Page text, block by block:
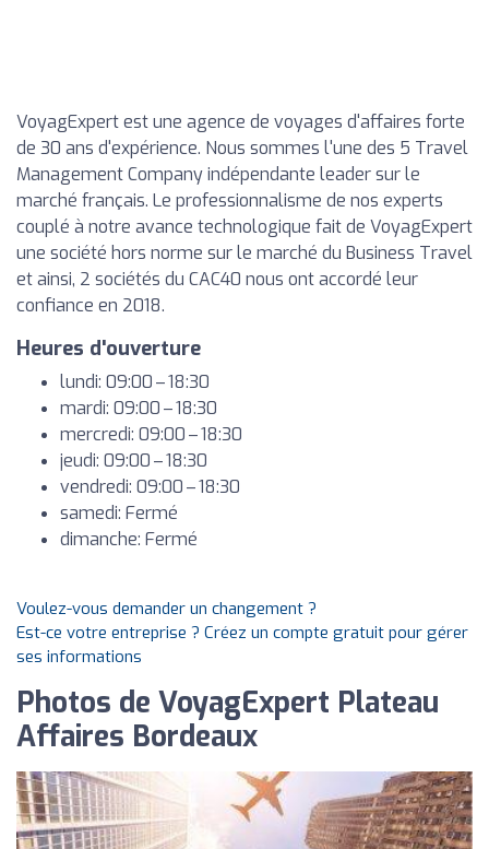
VoyagExpert est une agence de voyages d'affaires forte
de 30 ans d'expérience. Nous sommes l'une des 5 Travel
Management Company indépendante leader sur le
marché français. Le professionnalisme de nos experts
couplé à notre avance technologique fait de VoyagExpert
une société hors norme sur le marché du Business Travel
et ainsi, 2 sociétés du CAC40 nous ont accordé leur
confiance en 2018.
Heures d'ouverture
lundi: 09:00 – 18:30
mardi: 09:00 – 18:30
mercredi: 09:00 – 18:30
jeudi: 09:00 – 18:30
vendredi: 09:00 – 18:30
samedi: Fermé
dimanche: Fermé
Voulez-vous demander un changement ?
Est-ce votre entreprise ? Créez un compte gratuit pour gérer
ses informations
Photos de VoyagExpert Plateau
Affaires Bordeaux